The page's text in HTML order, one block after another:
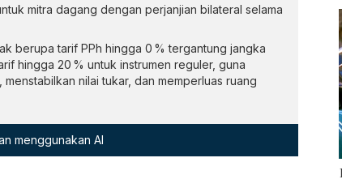
mitra dagang dengan perjanjian bilateral selama
berupa tarif PPh hingga 0 % tergantung jangka
hingga 20 % untuk instrumen reguler, guna
nilai tukar, dan memperluas ruang
menggunakan AI